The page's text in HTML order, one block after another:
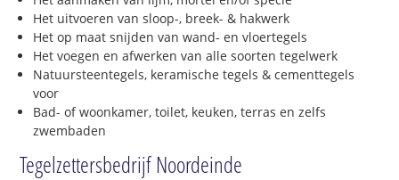
Het uitvoeren van sloop-, breek- & hakwerk
Het op maat snijden van wand- en vloertegels
Het voegen en afwerken van alle soorten tegelwerk
Natuursteentegels, keramische tegels & cementtegels
voor
Bad- of woonkamer, toilet, keuken, terras en zelfs
zwembaden
Tegelzettersbedrijf Noordeinde